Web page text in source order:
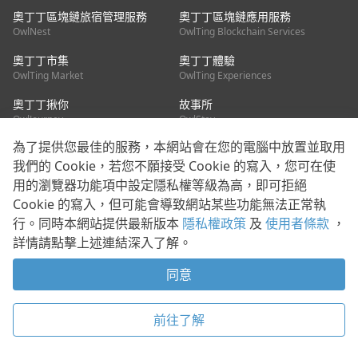
奧丁丁區塊鏈旅宿管理服務
OwlNest
奧丁丁區塊鏈應用服務
OwlTing Blockchain Services
奧丁丁市集
OwlTing Market
奧丁丁體驗
OwlTing Experiences
奧丁丁揪你
OwlJourney
故事所
OwlStay
聯絡我們
客服信箱：mediapartner@owlting.com
服務信箱 / 廣告洽詢：info_owlnews@owlting.com
媒體合作 / 新聞稿提供：mediapartner@owlting.com
本平台之內容符合第三方智慧財產權規範，若有疑慮歡迎來信告
使用者條款 隱私權政策 Cookie 政策
為了提供您最佳的服務，本網站會在您的電腦中放置並取用
我們的 Cookie，若您不願接受 Cookie 的寫入，您可在使
用的瀏覽器功能項中設定隱私權等級為高，即可拒絕
Cookie 的寫入，但可能會導致網站某些功能無法正常執
行。同時本網站提供最新版本 隱私權政策 及 使用者條款 ，
詳情請點擊上述連結深入了解。
同意
前往了解